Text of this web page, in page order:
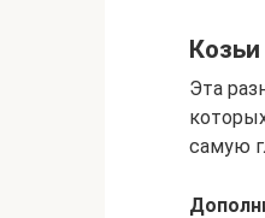
Эта
самую